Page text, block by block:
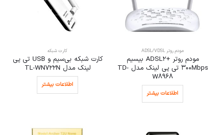
مودم روتر ADSL/VDSL
مودم روتر +ADSL2 بیسیم
300Mbps تی پی لینک مدل TD-
W8968
اطلاعات بیشتر
کارت شبکه
کارت شبکه بی‌سیم و USB تی پی
لینک مدل TL-WN722N
اطلاعات بیشتر